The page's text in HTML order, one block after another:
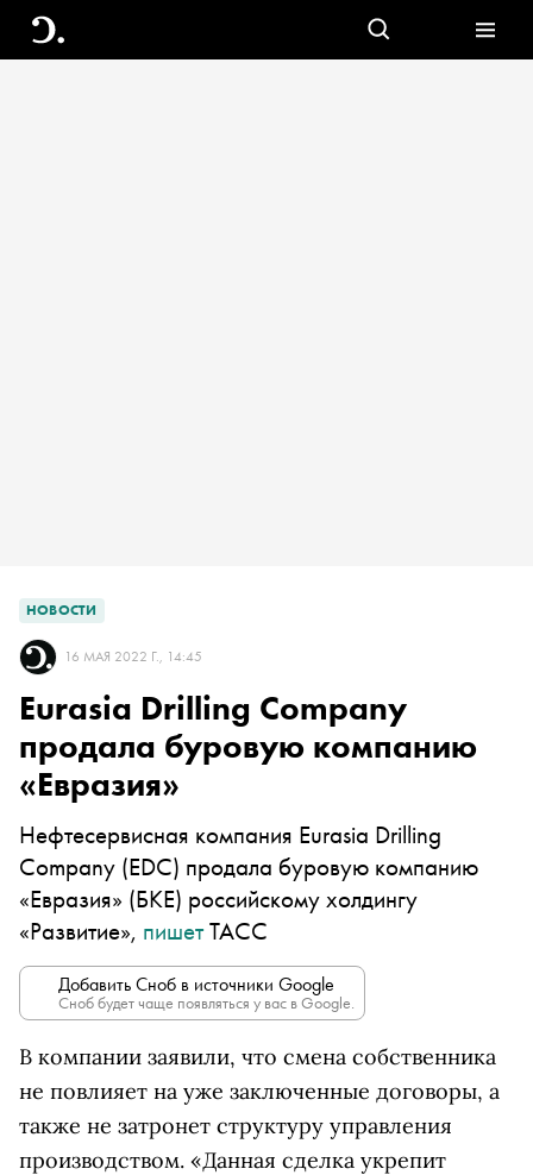
НОВОСТИ
16 МАЯ 2022 Г., 14:45
Eurasia Drilling Company
продала буровую компанию
«Евразия»
Нефтесервисная компания Eurasia Drilling
Company (EDC) продала буровую компанию
«Евразия» (БКЕ) российскому холдингу
«Развитие», пишетТАСС
Добавить Сноб в источники Google
Сноб будет чаще появляться у вас в Google.
В компании заявили, что смена собственника
не повлияет на уже заключенные договоры, а
также не затронет структуру управления
производством. «Данная сделка укрепит